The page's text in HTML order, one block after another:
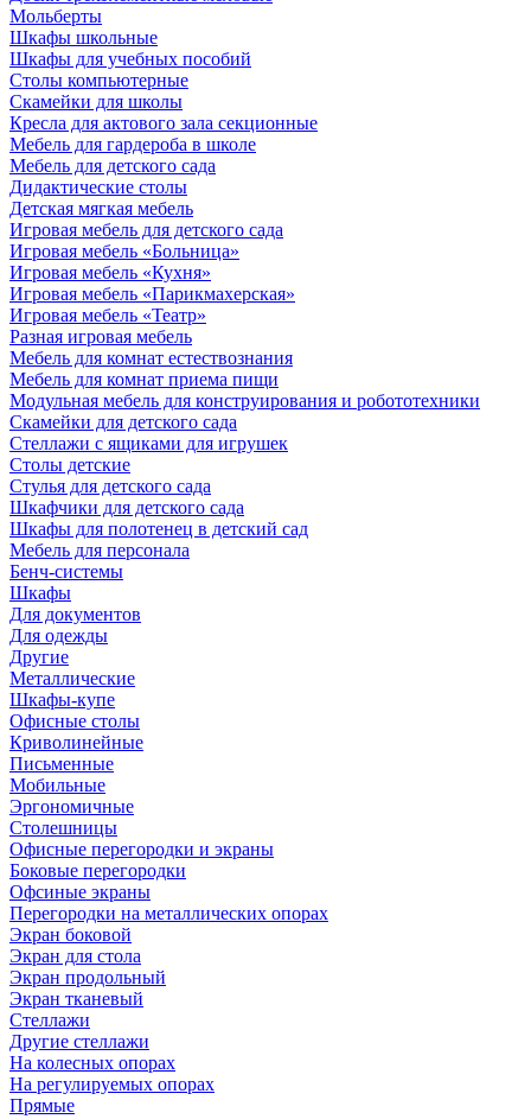
Мольберты
Шкафы школьные
Шкафы для учебных пособий
Столы компьютерные
Скамейки для школы
Кресла для актового зала секционные
Мебель для гардероба в школе
Мебель для детского сада
Дидактические столы
Детская мягкая мебель
Игровая мебель для детского сада
Игровая мебель «Больница»
Игровая мебель «Кухня»
Игровая мебель «Парикмахерская»
Игровая мебель «Театр»
Разная игровая мебель
Мебель для комнат естествознания
Мебель для комнат приема пищи
Модульная мебель для конструирования и робототехники
Скамейки для детского сада
Стеллажи с ящиками для игрушек
Столы детские
Стулья для детского сада
Шкафчики для детского сада
Шкафы для полотенец в детский сад
Мебель для персонала
Бенч-системы
Шкафы
Для документов
Для одежды
Другие
Металлические
Шкафы-купе
Офисные столы
Криволинейные
Письменные
Мобильные
Эргономичные
Столешницы
Офисные перегородки и экраны
Боковые перегородки
Офсиные экраны
Перегородки на металлических опорах
Экран боковой
Экран для стола
Экран продольный
Экран тканевый
Стеллажи
Другие стеллажи
На колесных опорах
На регулируемых опорах
Прямые